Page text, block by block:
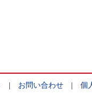
| お問い合わせ| 個